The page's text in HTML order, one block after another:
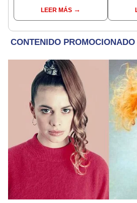
“Lunes es mejor día”
LEER MÁS